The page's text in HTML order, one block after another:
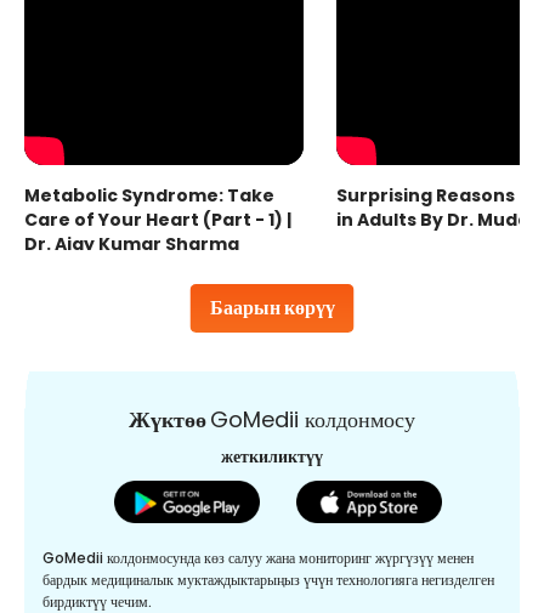
Баарын көрүү
Metabolic Syndrome: Take
Care of Your Heart (Part - 1) |
Dr. Ajay Kumar Sharma
Surprising Reasons
in Adults By Dr.
ЖүктөөGoMedii колдонмосу
жеткиликтүү
GoMedii колдонмосунда көз салуу жана мониторинг жүргүзүү менен
бардык медициналык муктаждыктарыңыз үчүн технологияга негизделген
бирдиктүү чечим.